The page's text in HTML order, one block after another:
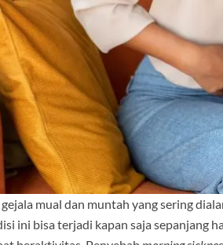
mual dan muntah yang sering
ini bisa terjadi kapan saja sepanjang